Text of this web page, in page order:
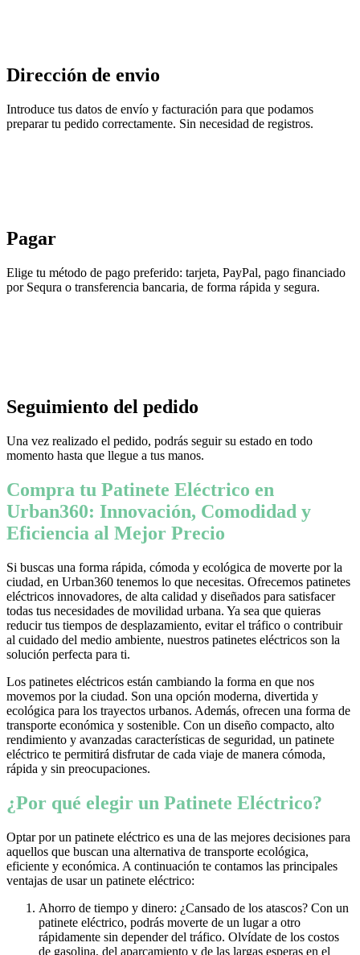
Dirección de envio
Introduce tus datos de envío y facturación para que podamos
preparar tu pedido correctamente. Sin necesidad de registros.
Pagar
Elige tu método de pago preferido: tarjeta, PayPal, pago financiado
por Sequra o transferencia bancaria, de forma rápida y segura.
Seguimiento del pedido
Una vez realizado el pedido, podrás seguir su estado en todo
momento hasta que llegue a tus manos.
Compra tu Patinete Eléctrico en
Urban360: Innovación, Comodidad y
Eficiencia al Mejor Precio
Si buscas una forma rápida, cómoda y ecológica de moverte por la
ciudad, en Urban360 tenemos lo que necesitas. Ofrecemos patinetes
eléctricos innovadores, de alta calidad y diseñados para satisfacer
todas tus necesidades de movilidad urbana. Ya sea que quieras
reducir tus tiempos de desplazamiento, evitar el tráfico o contribuir
al cuidado del medio ambiente, nuestros patinetes eléctricos son la
solución perfecta para ti.
Los patinetes eléctricos están cambiando la forma en que nos
movemos por la ciudad. Son una opción moderna, divertida y
ecológica para los trayectos urbanos. Además, ofrecen una forma de
transporte económica y sostenible. Con un diseño compacto, alto
rendimiento y avanzadas características de seguridad, un patinete
eléctrico te permitirá disfrutar de cada viaje de manera cómoda,
rápida y sin preocupaciones.
¿Por qué elegir un Patinete Eléctrico?
Optar por un patinete eléctrico es una de las mejores decisiones para
aquellos que buscan una alternativa de transporte ecológica,
eficiente y económica. A continuación te contamos las principales
ventajas de usar un patinete eléctrico:
Ahorro de tiempo y dinero: ¿Cansado de los atascos? Con un
patinete eléctrico, podrás moverte de un lugar a otro
rápidamente sin depender del tráfico. Olvídate de los costos
de gasolina, del aparcamiento y de las largas esperas en el